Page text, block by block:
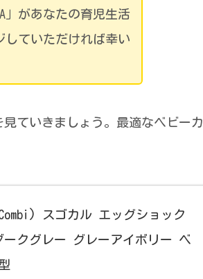
」があなたの育児生活
していただければ幸い
見ていきましょう。最適なベビーカ
スゴカル エッグショック
クグレー グレーアイボリー ベ